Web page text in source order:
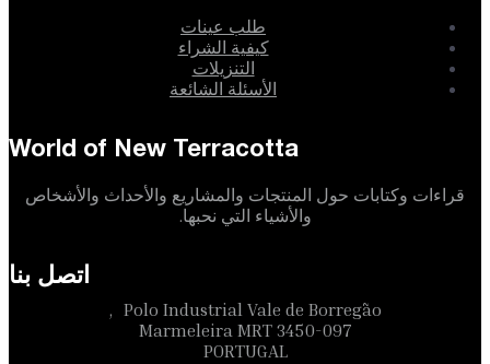
طلب عينات
كيفية الشراء
التنزيلات
الأسئلة الشائعة
World of New Terracotta
قراءات وكتابات حول المنتجات والمشاريع والأحداث والأشخاص
والأشياء التي نحبها.
اتصل بنا
Polo Industrial Vale de Borregão,
3450-097 Marmeleira MRT
PORTUGAL